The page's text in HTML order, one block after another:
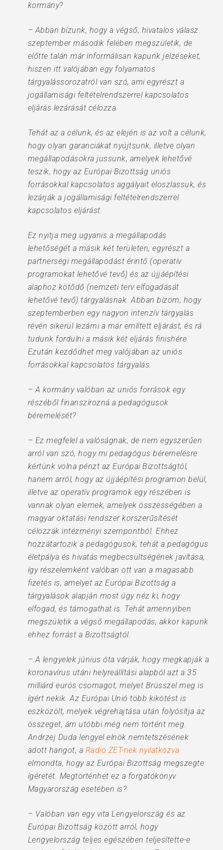
kormány?
– Abban bízunk, hogy a végső, hivatalos válasz
szeptember második felében megszületik, de
előtte talán már informálisan kapunk jelzéseket,
hiszen itt valójában egy folyamatos
tárgyalássorozatról van szó, ami egyrészt a
jogállamisági feltételrendszerrel kapcsolatos
eljárás lezárását célozza.
Tehát az a célunk, és az elején is az volt a célunk,
hogy olyan garanciákat nyújtsunk, illetve olyan
megállapodásokra jussunk, amelyek lehetővé
teszik, hogy az Európai Bizottság uniós
forrásokkal kapcsolatos aggályait eloszlassuk, és
lezárják a jogállamisági feltételrendszerrel
kapcsolatos eljárást.
Ez nyitja meg ugyanis a megállapodás
lehetőségét a másik két területen, egyrészt a
partnerségi megállapodást érintő (operatív
programokat lehetővé tevő) és az újjáépítési
alaphoz kötődő (nemzeti terv elfogadását
lehetővé tevő) tárgyalásnak. Abban bízom, hogy
szeptemberben egy nagyon intenzív tárgyalás
révén sikerül lezárni a már említett eljárást, és rá
tudunk fordulni a másik két eljárás finishére.
Ezután kezdődhet meg valójában az uniós
forrásokkal kapcsolatos tárgyalás.
– A kormány valóban az uniós források egy
részéből finanszírozná a pedagógusok
béremelését?
– Ez megfelel a valóságnak, de nem egyszerűen
arról van szó, hogy mi pedagógus béremelésre
kértünk volna pénzt az Európai Bizottságtól,
hanem arról, hogy az újjáépítési programon belül,
illetve az operatív programok egy részében is
vannak olyan elemek, amelyek összességében a
magyar oktatási rendszer korszerűsítését
célozzák intézményi szempontból. Ehhez
hozzátartozik a pedagógusok, tehát a pedagógus
életpálya és hivatás megbecsültségének javítása,
így részelemként valóban ott van a magasabb
fizetés is, amelyet az Európai Bizottság a
tárgyalások alapján most úgy néz ki, hogy
elfogad, és támogathat is. Tehát amennyiben
megszületik a végső megállapodás, akkor kapunk
ehhez forrást a Bizottságtól.
– A lengyelek június óta várják, hogy megkapják a
koronavírus utáni helyreállítási alapból azt a 35
milliárd eurós csomagot, melyet Brüsszel meg is
ígért nekik. Az Európai Unió több kikötést is
eszközölt, melyek végrehajtása után folyósítja az
összeget, ám utóbbi még nem történt meg.
Andrzej Duda lengyel elnök nemtetszésének
adott hangot, a Radio ZET-nek nyilatkozva
elmondta, hogy az Európai Bizottság megszegte
ígéretét. Megtörténhet ez a forgatókönyv
Magyarország esetében is?
– Valóban van egy vita Lengyelország és az
Európai Bizottság között arról, hogy
Lengyelország teljes egészében teljesítette-e